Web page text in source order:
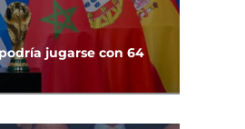
jugarse con 64